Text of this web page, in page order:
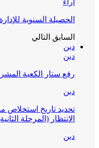
آراء
الحصيلة السنوية للإدارة
السابق التالي
دين
دين
رفع ستار الكعبة
دين
تحديد تاريخ استخلاص
الانتظار (المرحلة
دين